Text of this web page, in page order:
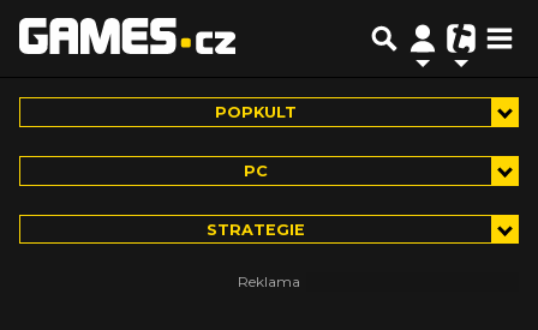
POPKULT
PC
STRATEGIE